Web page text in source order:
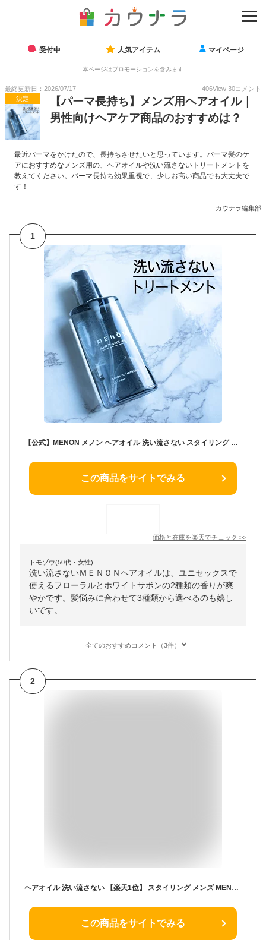
受付中 人気アイテム マイページ
本ページはプロモーションを含みます
最終更新日：2026/07/17 406View 30コメント
決定
【パーマ長持ち】メンズ用ヘアオイル｜
男性向けヘアケア商品のおすすめは？
最近パーマをかけたので、長持ちさせたいと思っています。パーマ髪のケ
アにおすすめなメンズ用の、ヘアオイルや洗い流さないトリートメントを
教えてください。パーマ長持ち効果重視で、少しお高い商品でも大丈夫で
す！
カウナラ編集部
1
【公式】MENON メノン ヘアオイル 洗い流さない スタイリング メンズ 100mL 洗い流さないトリートメント オーガニック 男性 しっとり 香り ダメージ トリートメント クセ毛 寝ぐせ ダメージケア ダメージヘア 補修 髪 痛み うねり 乾燥
この商品をサイトでみる
価格と在庫を楽天でチェック >>
トモゾウ(50代・女性)
洗い流さないＭＥＮＯＮヘアオイルは、ユニセックスで
使えるフローラルとホワイトサボンの2種類の香りが爽
やかです。髪悩みに合わせて3種類から選べるのも嬉し
いです。
全てのおすすめコメント（3件）
2
ヘアオイル 洗い流さない 【楽天1位】 スタイリング メンズ MENON 100mL 洗い流さないトリートメント オーガニック 男性 女性 しっとり 香り ダメージ トリートメント クセ毛 寝ぐせ ダメージケア ダメージヘア 補修 髪 痛み うねり 乾燥
この商品をサイトでみる